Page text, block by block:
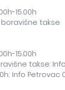
15.00h
takse
15.00h
takse:
Info Petrovac